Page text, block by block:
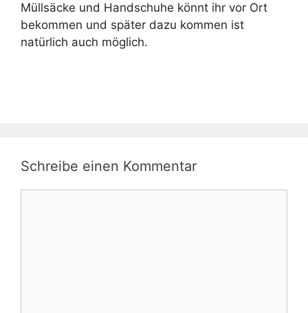
Müllsäcke und Handschuhe könnt ihr vor Ort
bekommen und später dazu kommen ist
natürlich auch möglich.
Schreibe einen Kommentar